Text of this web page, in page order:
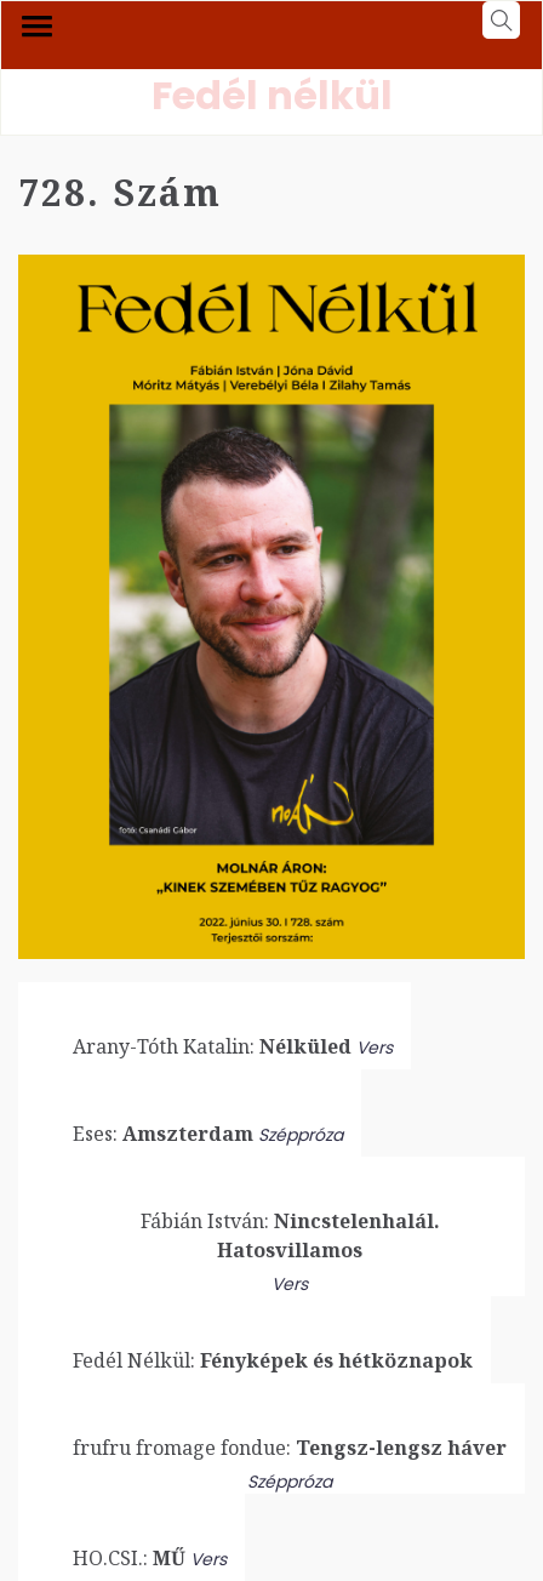
Fedél nélkül
728. Szám
Arany-Tóth Katalin: Nélküled Vers
Eses: Amszterdam Széppróza
Fábián István: Nincstelenhalál.
Hatosvillamos
Vers
Fedél Nélkül: Fényképek és hétköznapok
frufru fromage fondue: Tengsz-lengsz háver
Széppróza
HO.CSI.: MŰ Vers